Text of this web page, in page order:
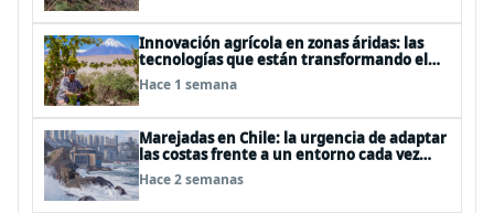
Innovación agrícola en zonas áridas: las
tecnologías que están transformando el
desierto de Atacama
Hace 1 semana
Marejadas en Chile: la urgencia de adaptar
las costas frente a un entorno cada vez
más desafiante
Hace 2 semanas